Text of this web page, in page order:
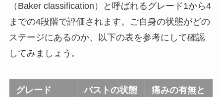
（Baker classification）と呼ばれるグレード1から4
までの4段階で評価されます。ご自身の状態がどの
ステージにあるのか、以下の表を参考にして確認
してみましょう。
グレード バストの状態
痛みの有無と